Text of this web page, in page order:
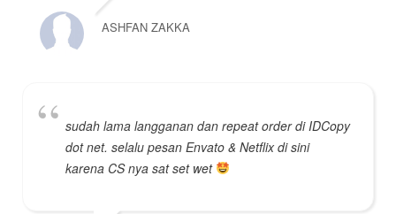
ASHFAN ZAKKA
sudah lama langganan dan repeat order di IDCopy
dot net. selalu pesan Envato & Netflix di sini
karena CS nya sat set wet